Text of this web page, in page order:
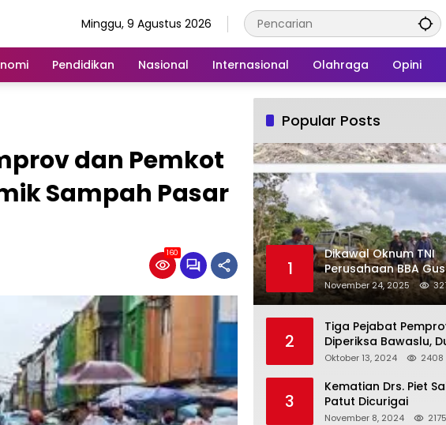
Minggu, 9 Agustus 2026
Pendidikan Nasional Internasional Olahraga Opini
dan Pemkot
Sampah Pasar
160
Popular Posts
1
Dikawal Oknum TNI
Perusahaan BBA
Secara Brutal Tanah
Tanaman Warga,
Tertibkan
November 24, 2025
2
Tiga Pejabat
Diperiksa Bawaslu,
Paslon 2M
Oktober 13, 2024 2408
3
Kematian Drs. Piet
Patut Dicurigai
November 8, 2024 2175